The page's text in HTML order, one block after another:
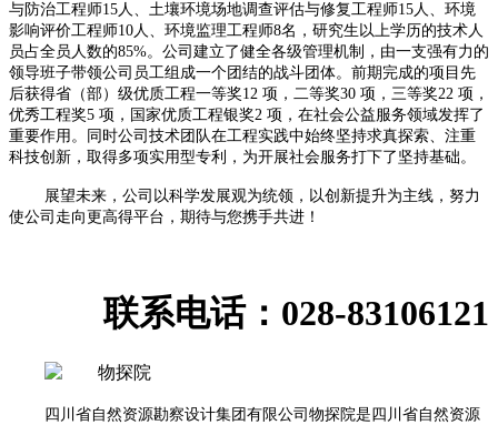
与防治工程师15人、土壤环境场地调查评估与修复工程师15人、环境
影响评价工程师10人、环境监理工程师8名，研究生以上学历的技术人
员占全员人数的85%。公司建立了健全各级管理机制，由一支强有力的
领导班子带领公司员工组成一个团结的战斗团体。前期完成的项目先
后获得省（部）级优质工程一等奖12 项，二等奖30 项，三等奖22 项，
优秀工程奖5 项，国家优质工程银奖2 项，在社会公益服务领域发挥了
重要作用。同时公司技术团队在工程实践中始终坚持求真探索、注重
科技创新，取得多项实用型专利，为开展社会服务打下了坚持基础。
展望未来，公司以科学发展观为统领，以创新提升为主线，努力
使公司走向更高得平台，期待与您携手共进！
联系电话：028-83106121
四川省自然资源勘察设计集团有限公司物探院是四川省自然资源